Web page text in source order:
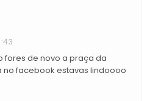
fores de novo a praça da
no facebook estavas lindoooo